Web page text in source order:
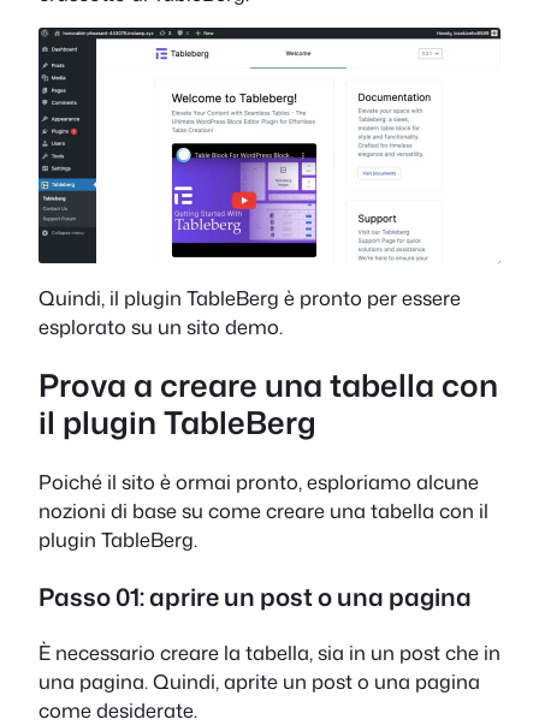
Quindi, il plugin TableBerg è pronto per essere
esplorato su un sito demo.
Prova a creare una tabella con
il plugin TableBerg
Poiché il sito è ormai pronto, esploriamo alcune
nozioni di base su come creare una tabella con il
plugin TableBerg.
Passo 01: aprire un post o una pagina
È necessario creare la tabella, sia in un post che in
una pagina. Quindi, aprite un post o una pagina
come desiderate.